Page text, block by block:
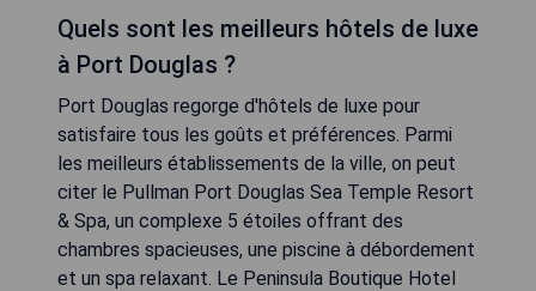
Quels sont les meilleurs hôtels de luxe
à Port Douglas ?
Port Douglas regorge d'hôtels de luxe pour
satisfaire tous les goûts et préférences. Parmi
les meilleurs établissements de la ville, on peut
citer le Pullman Port Douglas Sea Temple Resort
& Spa, un complexe 5 étoiles offrant des
chambres spacieuses, une piscine à débordement
et un spa relaxant. Le Peninsula Boutique Hotel